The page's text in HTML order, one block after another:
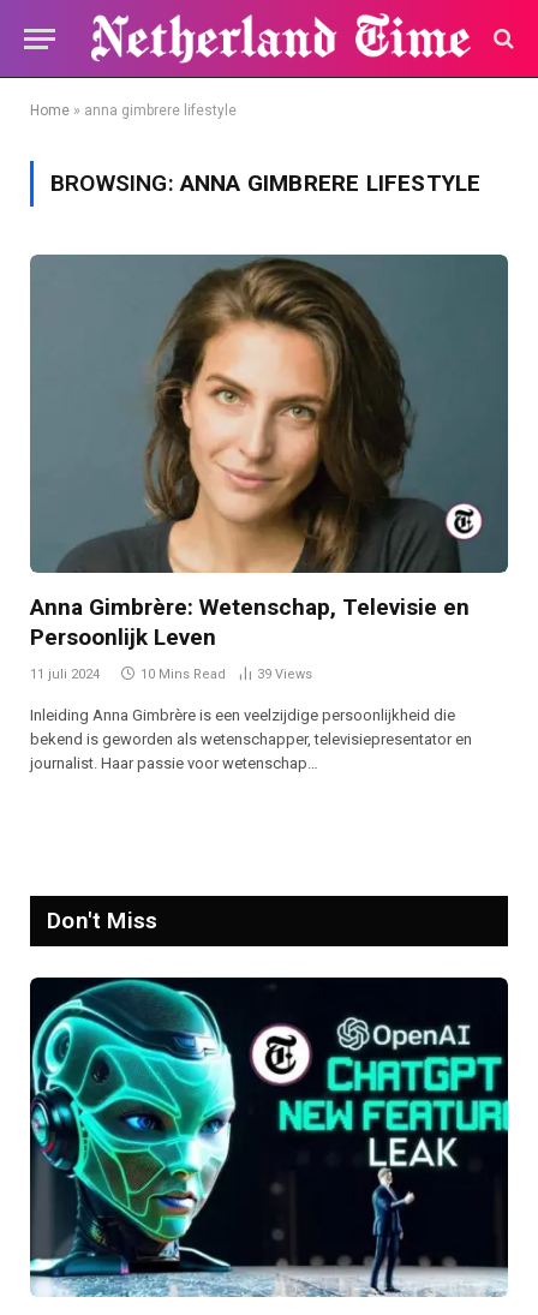
Home » anna gimbrere lifestyle
BROWSING:ANNA GIMBRERE LIFESTYLE
Anna Gimbrère: Wetenschap, Televisie en
Persoonlijk Leven
11 juli 2024 10 Mins Read 39 Views
Inleiding Anna Gimbrère is een veelzijdige persoonlijkheid die
bekend is geworden als wetenschapper, televisiepresentator en
journalist. Haar passie voor wetenschap…
Don't Miss